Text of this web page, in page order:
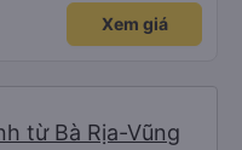
liên hệ sđt của mình, mình hỗ
16/1. À các bạn nữ lễ tân xinh
còn note là (một mình) yêu
Xem giá
từ Bà Rịa-Vũng